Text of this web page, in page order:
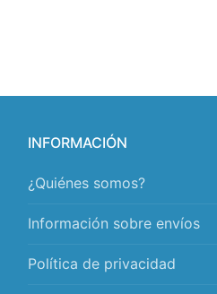
INFORMACIÓN
¿Quiénes somos?
Información sobre envíos
Política de privacidad